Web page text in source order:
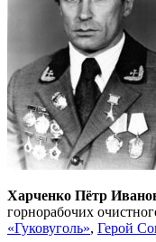
Харченко Пётр
горнорабочих
«Гуковуголь», Герой